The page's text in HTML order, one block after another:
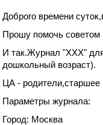
Доброго времени
Прошу помочь
И так.Журнал "ХХХ" для
дошкольный возраст).
ЦА - родители,старшее
Параметры журнала:
Город: Москва